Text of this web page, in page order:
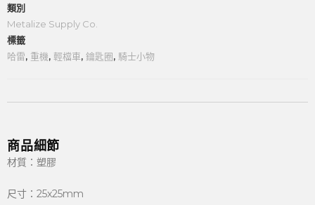
類別
Metalize Supply Co.
標籤
哈雷, 重機, 輕檔車, 鑰匙圈, 騎士小物
商品細節
材質：塑膠
尺寸：25x25mm